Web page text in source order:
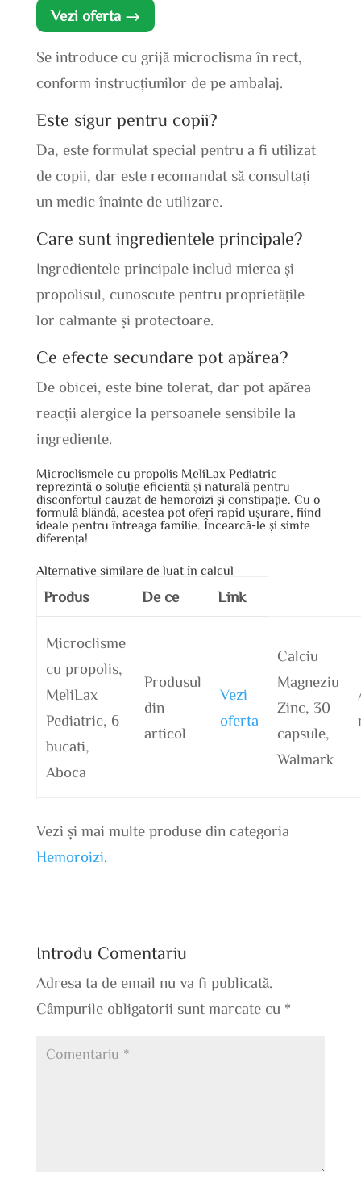
Vezi oferta →
Se introduce cu grijă microclisma în rect,
conform instrucțiunilor de pe ambalaj.
Este sigur pentru copii?
Da, este formulat special pentru a fi utilizat
de copii, dar este recomandat să consultați
un medic înainte de utilizare.
Care sunt ingredientele principale?
Ingredientele principale includ mierea și
propolisul, cunoscute pentru proprietățile
lor calmante și protectoare.
Ce efecte secundare pot apărea?
De obicei, este bine tolerat, dar pot apărea
reacții alergice la persoanele sensibile la
ingrediente.
Microclismele cu propolis MeliLax Pediatric
reprezintă o soluție eficientă și naturală pentru
disconfortul cauzat de hemoroizi și constipație. Cu o
formulă blândă, acestea pot oferi rapid ușurare, fiind
ideale pentru întreaga familie. Încearcă-le și simte
diferența!
Alternative similare de luat în calcul
Produs De ce Link
Microclisme
cu propolis,
MeliLax
Pediatric, 6
bucati,
Aboca
Produsul
din
articol
Vezi
oferta
Calciu
Magneziu
Zinc, 30
capsule,
Walmark
Vezi și mai multe produse din categoria
Hemoroizi
Introdu Comentariu
Adresa ta de email nu va fi publicată.
Câmpurile obligatorii sunt marcate cu *